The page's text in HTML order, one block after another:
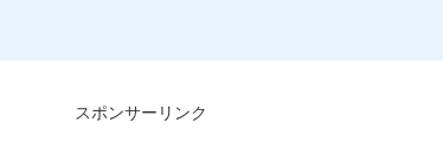
スポンサーリンク